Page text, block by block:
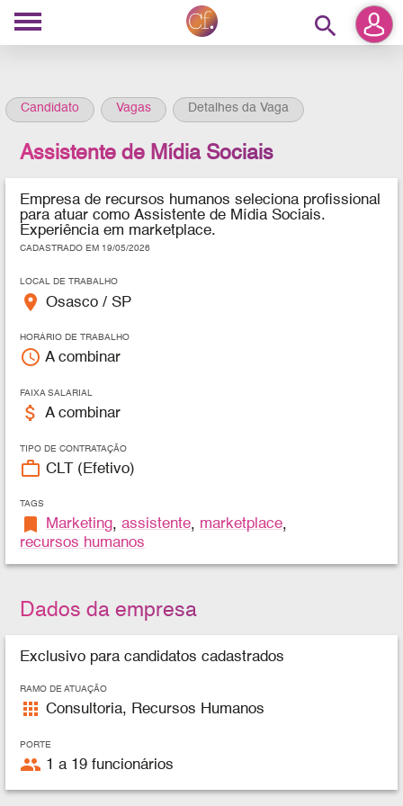
search
Candidato Vagas Detalhes da Vaga
Assistente de Mídia Sociais
Empresa de recursos humanos seleciona profissional
para atuar como Assistente de Mídia Sociais.
Experiência em marketplace.
CADASTRADO EM 19/05/2026
LOCAL DE TRABALHO
place Osasco / SP
HORÁRIO DE TRABALHO
access_time A combinar
FAIXA SALARIAL
attach_money A combinar
TIPO DE CONTRATAÇÃO
work_outline CLT (Efetivo)
TAGS
bookmark Marketing,assistente, marketplace,
recursos humanos
Dados da empresa
Exclusivo para candidatos cadastrados
RAMO DE ATUAÇÃO
apps Consultoria, Recursos Humanos
PORTE
people 1 a 19 funcionários